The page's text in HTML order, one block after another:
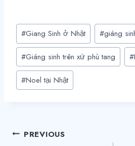
Post
Tags:
#Giang Sinh ở Nhật #giáng
#Giáng sinh trên xứ phù tang #
#Noel tại Nhật
Điều
PREVIOUS